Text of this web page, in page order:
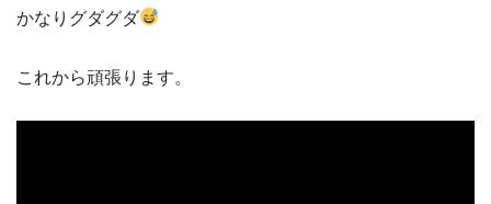
かなりグダグダ
これから頑張ります。